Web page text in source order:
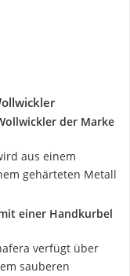
der Marke
aus einem
gehärteten Metall
einer Handkurbel
verfügt über
sauberen